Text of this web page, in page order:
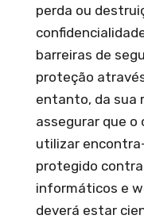
perda ou
barreiras de
proteção
entanto, da sua
assegurar que
utilizar
protegido
informáticos e
deverá estar